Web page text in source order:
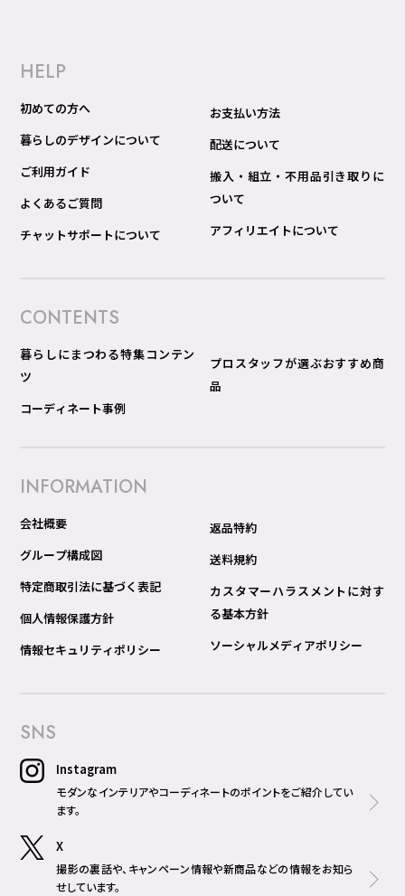
HELP
初めての方へ
暮らしのデザインについて
ご利用ガイド
よくあるご質問
チャットサポートについて
お支払い方法
配送について
搬入・組立・不用品引き取りに
ついて
アフィリエイトについて
CONTENTS
暮らしにまつわる特集コンテン
ツ
コーディネート事例
プロスタッフが選ぶおすすめ商
品
INFORMATION
会社概要
グループ構成図
特定商取引法に基づく表記
個人情報保護方針
情報セキュリティポリシー
返品特約
送料規約
カスタマーハラスメントに対す
る基本方針
ソーシャルメディアポリシー
SNS
Instagram
モダンなインテリアやコーディネートのポイントをご紹介してい
ます。
X
撮影の裏話や、キャンペーン情報や新商品などの情報をお知ら
せしています。